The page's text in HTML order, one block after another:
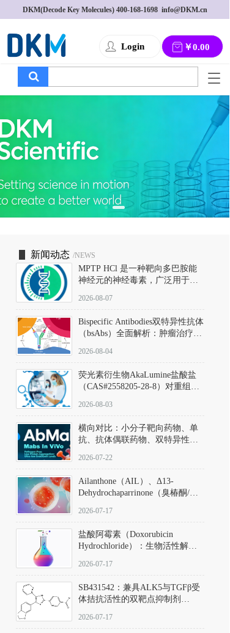
DKM(Decode Key Molecules) 400-168-1698
  info@DKM.cn
Login ￥0.00
T
g
g
l
a
v
i
g
a
新闻动态 /NEWS
MPTP HCl 是一种靶向多巴胺能
神经元的神经毒素，广泛用于构
以盐酸盐形式存在，可触发线粒
体介导的神经元凋亡。其经典应
用即为选择性损毁中脑黑质致密
部多巴胺能神经元，从而可靠模
拟帕金森病的核心病理与行为表
2026-08-07
Bispecific Antibodies双特异性抗体
（bsAbs）全面解析：肿瘤治疗的
2026-08-04
荧光素衍生物AkaLumine盐酸盐
（CAS#2558205-28-8）对重组萤
数（Km）为2.06 μM；其近红外
发光特性赋予优异的组织穿透能
力，大幅增强成像信噪比，从而
实现活体动物模型中极低给药剂
量下的高灵敏度、非侵入式生物
2026-08-03
横向对比：小分子靶向药物、单
抗、抗体偶联药物、双特异性抗
及应用瓶颈
2026-07-22
Ailanthone（AIL）、Δ13-
Dehydrochaparrinone（臭椿酮/臭
DKM货号 D806885
2026-07-17
盐酸阿霉素（Doxorubicin
Hydrochloride）：生物活性解
范
2026-07-17
SB431542：兼具ALK5与TGFβ受
体拮抗活性的双靶点抑制剂
D801067）
2026-07-17